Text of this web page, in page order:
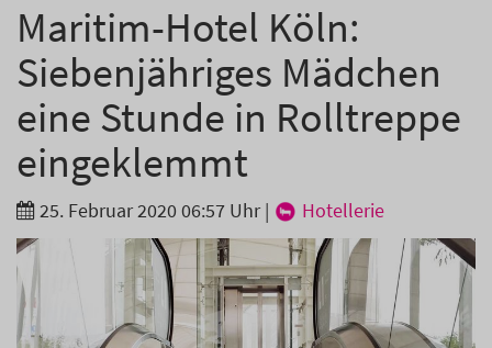
Maritim-Hotel Köln:
Siebenjähriges Mädchen
eine Stunde in Rolltreppe
eingeklemmt
25. Februar 2020 06:57 Uhr| Hotellerie
E-Mail*
Branche
Ich möchte folgende Newsletter erhalten
Tageskarte-Newsletter (gegen 8.30 Uhr)